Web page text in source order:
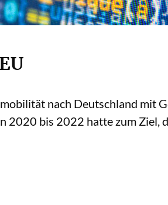
nach Deutschland mit
2020 bis 2022 hatte zum Ziel,